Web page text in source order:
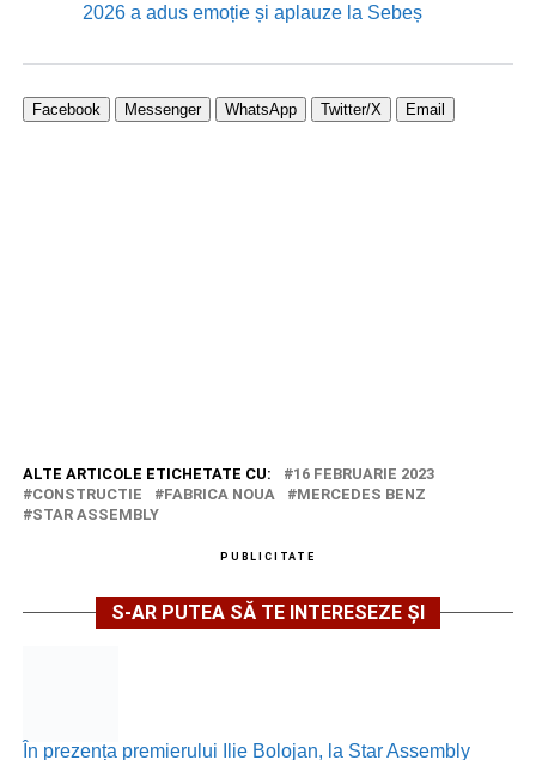
2026 a adus emoție și aplauze la Sebeș
Facebook Messenger WhatsApp Twitter/X Email
ALTE ARTICOLE ETICHETATE CU:
16 FEBRUARIE 2023
CONSTRUCTIE
FABRICA NOUA
MERCEDES BENZ
STAR ASSEMBLY
PUBLICITATE
S-AR PUTEA SĂ TE INTERESEZE ȘI
În prezența premierului Ilie Bolojan, la Star Assembly